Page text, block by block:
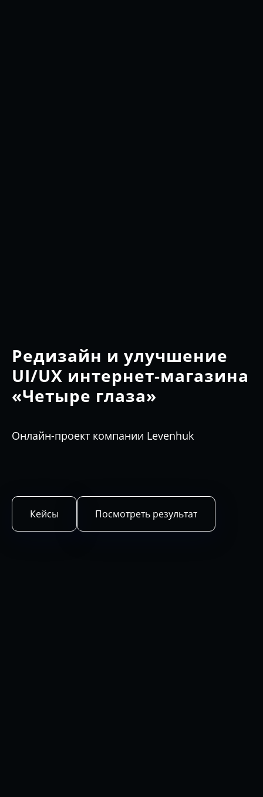
Редизайн и улучшение
UI/UX интернет-магазина
«Четыре глаза»
Онлайн-проект компании Levenhuk
Кейсы Посмотреть результат